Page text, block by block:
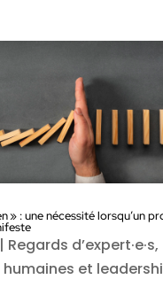
» : une nécessité lorsqu’un
| Regards d’expert·e·s,
humaines et